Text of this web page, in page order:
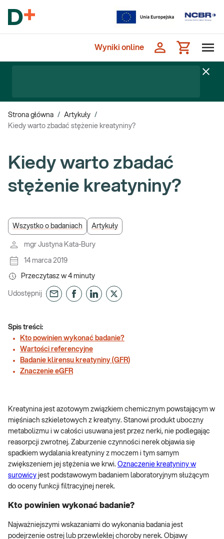
Wyniki online
Strona główna / Artykuły /
Kiedy warto zbadać stężenie kreatyniny?
Kiedy warto zbadać
stężenie kreatyniny?
Wszystko o badaniach Artykuły
mgr Justyna Kata-Bury
14 marca 2019
Przeczytasz w 4 minuty
Udostępnij
Spis treści:
Kto powinien wykonać badanie?
Wartości referencyjne
Badanie klirensu kreatyniny (GFR)
Znaczenie eGFR
Kreatynina jest azotowym związkiem chemicznym powstającym w
mięśniach szkieletowych z kreatyny. Stanowi produkt uboczny
metabolizmu i w całości usuwana jest przez nerki, nie podlegając
reasorpcji zwrotnej. Zaburzenie czynności nerek objawia się
spadkiem wydalania kreatyniny z moczem i tym samym
zwiększeniem jej stężenia we krwi. Oznaczenie kreatyniny w
surowicy jest podstawowym badaniem laboratoryjnym służącym
do oceny funkcji filtracyjnej nerek.
Kto powinien wykonać badanie?
Najważniejszymi wskazaniami do wykonania badania jest
podejrzenie ostrej lub przewlekłej choroby nerek. Objawy